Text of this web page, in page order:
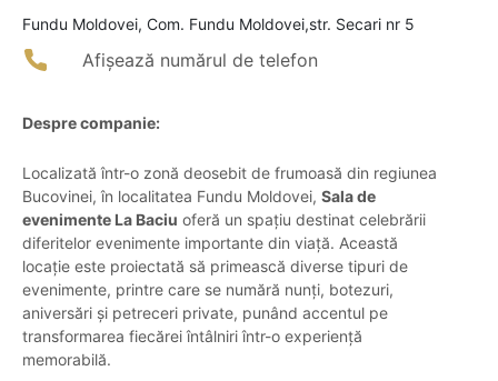
Fundu Moldovei, Com. Fundu Moldovei,str. Secari nr 5
Afișează numărul de telefon
Despre companie:
Localizată într-o zonă deosebit de frumoasă din regiunea
Bucovinei, în localitatea Fundu Moldovei, Sala de
evenimente La Baciu oferă un spațiu destinat celebrării
diferitelor evenimente importante din viață. Această
locație este proiectată să primească diverse tipuri de
evenimente, printre care se numără nunți, botezuri,
aniversări și petreceri private, punând accentul pe
transformarea fiecărei întâlniri într-o experiență
memorabilă.